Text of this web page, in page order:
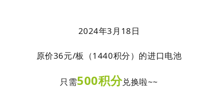
2024年3月18日
原价36元/板（1440积分） 的进口电池
只需500积分兑换啦~~